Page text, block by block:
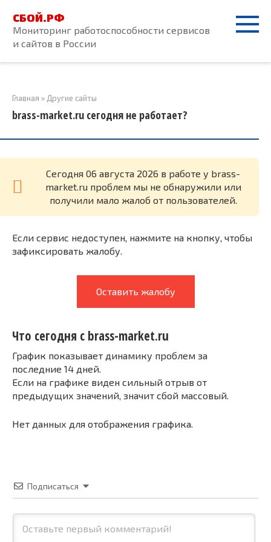
контенту
СБОЙ.РФ
Мониторинг работоспособности сервисов
и сайтов в России
Главная » Другие сайты
brass-market.ru сегодня не работает?
Cегодня 06 августа 2026 в работе у brass-
market.ru проблем мы не обнаружили или
получили мало жалоб от пользователей.
Если сервис недоступен, нажмите на кнопку, чтобы
зафиксировать жалобу.
Оставить жалобу
Что сегодня с brass-market.ru
График показывает динамику проблем за
последние 14 дней.
Если на графике виден сильный отрыв от
предыдущих значений, значит сбой массовый.
Нет данных для отображения графика.
Подписаться